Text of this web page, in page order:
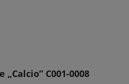
C001-0008